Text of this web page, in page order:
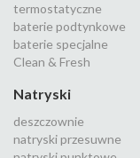
termostatyczne
baterie podtynkowe
baterie specjalne
Clean & Fresh
Natryski
deszczownie
natryski przesuwne